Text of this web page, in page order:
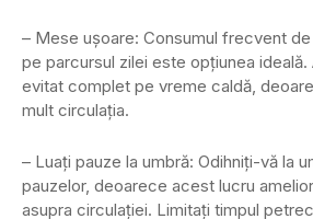
– Mese ușoare: Consumul frecvent
pe parcursul zilei este opțiunea
evitat complet pe vreme caldă,
mult circulația.
– Luați pauze la umbră: Odihniți-vă la
pauzelor, deoarece acest lucru
asupra circulației. Limitați timpul